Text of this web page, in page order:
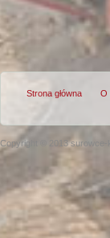
Strona główna O
Copyright © 2013